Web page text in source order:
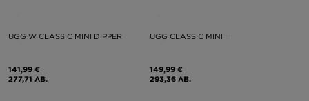
UGG W CLASSIC MINI DIPPER
141,99 €
277,71 ЛВ.
UGG CLASSIC MINI II
149,99 €
293,36 ЛВ.